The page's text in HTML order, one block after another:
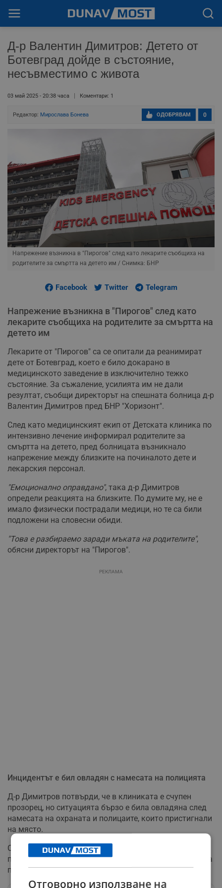
Д-р Валентин Димитров: Детето от
Ботевград дойде в състояние,
несъвместимо с живота
03 май 2025 - 20:38 часа Коментари: 1
Редактор: Мирослава Бонева 0
ОДОБРЯВАМ
Напрежение възникна в "Пирогов" след като лекарите съобщиха на
родителите за смъртта на детето им / Снимка: БНР
Facebook Twitter Telegram
Напрежение възникна в "Пирогов" след като
лекарите съобщиха на родителите за смъртта на
детето им
Лекарите от "Пирогов" са се опитали да реанимират
дете от Ботевград, което е било докарано в
медицинското заведение в изключително тежко
състояние. За съжаление, усилията им не дали
резултат, съобщи директорът на спешната болница д-р
Валентин Димитров пред БНР "Хоризонт".
След като медицинският екип от Детската клиника по
интензивно лечение информирал родителите за
смъртта на детето, пред болницата възникнало
напрежение между близките на починалото дете и
лекарския персонал.
"Емоционално оправдано", така д-р Димитров
определи реакцията на близките. По думите му, не е
имало физически пострадали медици, но те са били
подложени на словесни обиди.
"Това е разбираемо заради мъката на родителите",
обясни директорът на "Пирогов".
РЕКЛАМА
Инцидентът е бил овладян с намесата на полицията
Д-р Димитров потвърди, че в клиниката е счупен
прозорец, но ситуацията бързо е била овладяна след
намесата на охраната и полицаите, които пристигнали
на място.
След като обстановката се успокоила, родителите не
поискали аутопсия и тялото на детето е освободено за
погребение в Ботевград.
Отговорно използване на